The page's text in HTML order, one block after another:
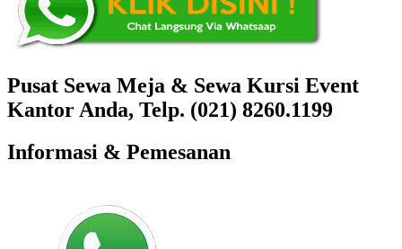
Pusat Sewa Meja & Sewa Kursi Event
Kantor Anda, Telp. (021) 8260.1199
Informasi & Pemesanan